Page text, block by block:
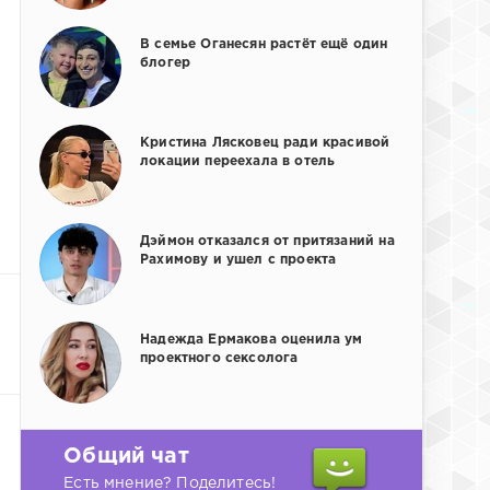
В семье Оганесян растёт ещё один
блогер
Кристина Лясковец ради красивой
локации переехала в отель
Дэймон отказался от притязаний на
Рахимову и ушел с проекта
Надежда Ермакова оценила ум
проектного сексолога
Общий чат
Есть мнение? Поделитесь!